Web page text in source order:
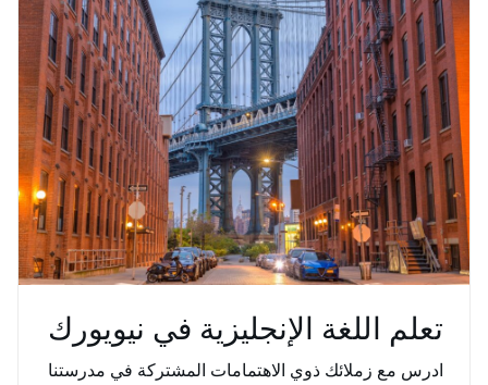
تعلم اللغة الإنجليزية في نيويورك
ادرس مع زملائك ذوي الاهتمامات المشتركة في مدرستنا